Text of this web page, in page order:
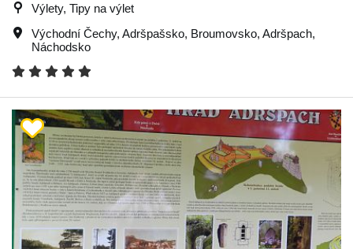
Výlety, Tipy na výlet
Východní Čechy, Adršpašsko, Broumovsko, Adršpach,
Náchodsko